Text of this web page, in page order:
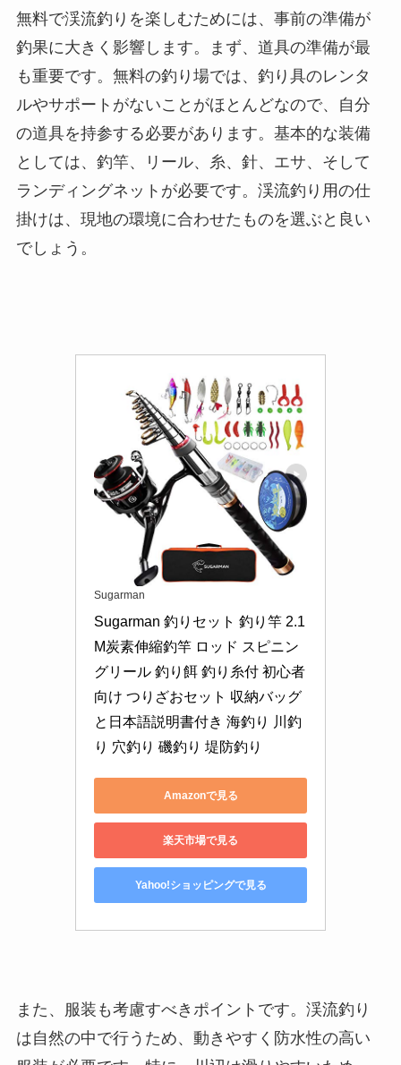
無料で渓流釣りを楽しむためには、事前の準備が
釣果に大きく影響します。まず、道具の準備が最
も重要です。無料の釣り場では、釣り具のレンタ
ルやサポートがないことがほとんどなので、自分
の道具を持参する必要があります。基本的な装備
としては、釣竿、リール、糸、針、エサ、そして
ランディングネットが必要です。渓流釣り用の仕
掛けは、現地の環境に合わせたものを選ぶと良い
でしょう。
Sugarman
Sugarman 釣りセット 釣り竿 2.1
M炭素伸縮釣竿 ロッド スピニン
グリール 釣り餌 釣り糸付 初心者
向け つりざおセット 収納バッグ
と日本語説明書付き 海釣り 川釣
り 穴釣り 磯釣り 堤防釣り
Amazonで見る
楽天市場で見る
Yahoo!ショッピングで見る
また、服装も考慮すべきポイントです。渓流釣り
は自然の中で行うため、動きやすく防水性の高い